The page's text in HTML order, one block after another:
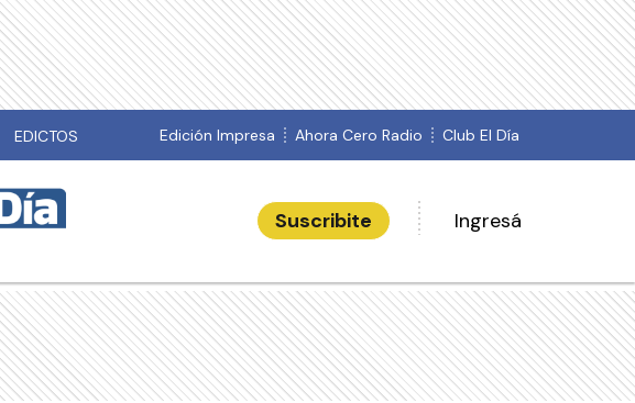
EDICTOS Edición Impresa Ahora Cero Radio Club El Día
Suscribite Ingresá